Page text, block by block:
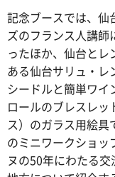
記念ブースでは、仙
ズのフランス人講
ったほか、仙台と
ある仙台サリュ・レ
シードルと簡単ワイ
ロールのブレスレ
ス）のガラス用絵具
のミニワークショッ
ヌの50年にわたる